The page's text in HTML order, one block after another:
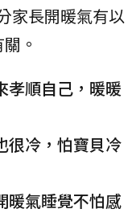
家長開暖氣有以
。
孝順自己，暖暖
很冷，怕寶貝冷
暖氣睡覺不怕感